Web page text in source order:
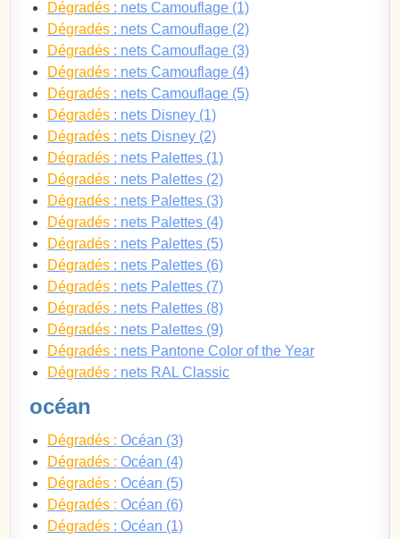
Dégradés : nets Camouflage (1)
Dégradés : nets Camouflage (2)
Dégradés : nets Camouflage (3)
Dégradés : nets Camouflage (4)
Dégradés : nets Camouflage (5)
Dégradés : nets Disney (1)
Dégradés : nets Disney (2)
Dégradés : nets Palettes (1)
Dégradés : nets Palettes (2)
Dégradés : nets Palettes (3)
Dégradés : nets Palettes (4)
Dégradés : nets Palettes (5)
Dégradés : nets Palettes (6)
Dégradés : nets Palettes (7)
Dégradés : nets Palettes (8)
Dégradés : nets Palettes (9)
Dégradés : nets Pantone Color of the Year
Dégradés : nets RAL Classic
océan
Dégradés : Océan (3)
Dégradés : Océan (4)
Dégradés : Océan (5)
Dégradés : Océan (6)
Dégradés : Océan (1)